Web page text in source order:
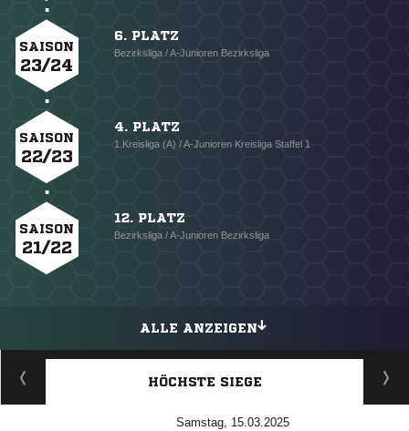
SAISON
23/24
6. PLATZ
Bezirksliga / A-Junioren Bezirksliga
SAISON
22/23
4. PLATZ
1.Kreisliga (A) / A-Junioren Kreisliga Staffel 1
SAISON
21/22
12. PLATZ
Bezirksliga / A-Junioren Bezirksliga
ALLE ANZEIGEN
HÖCHSTE SIEGE
Samstag, 15.03.2025